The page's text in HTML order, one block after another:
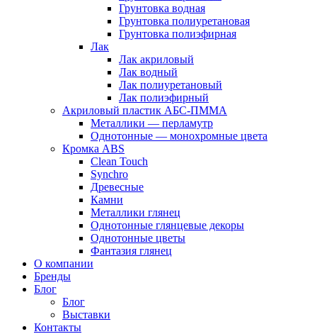
Грунтовка водная
Грунтовка полиуретановая
Грунтовка полиэфирная
Лак
Лак акриловый
Лак водный
Лак полиуретановый
Лак полиэфирный
Акриловый пластик АБС-ПММА
Металлики — перламутр
Однотонные — монохромные цвета
Кромка ABS
Clean Touch
Synchro
Древесные
Камни
Металлики глянец
Однотонные глянцевые декоры
Однотонные цветы
Фантазия глянец
О компании
Бренды
Блог
Блог
Выставки
Контакты